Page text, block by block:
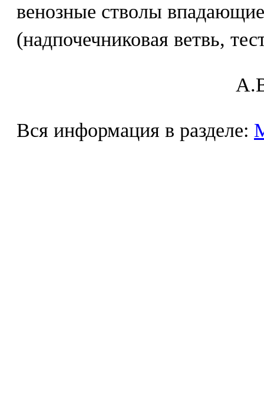
венозные стволы
(надпочечниковая ветвь,
Вся информация в разделе: